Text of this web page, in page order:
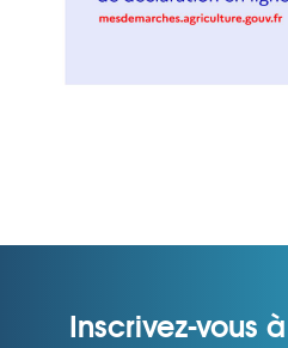
Inscrivez-vous